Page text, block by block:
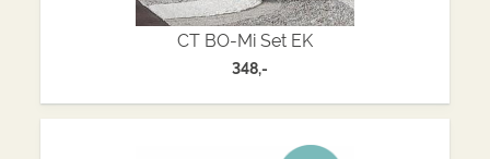
CT BO-Mi Set EK
348,-